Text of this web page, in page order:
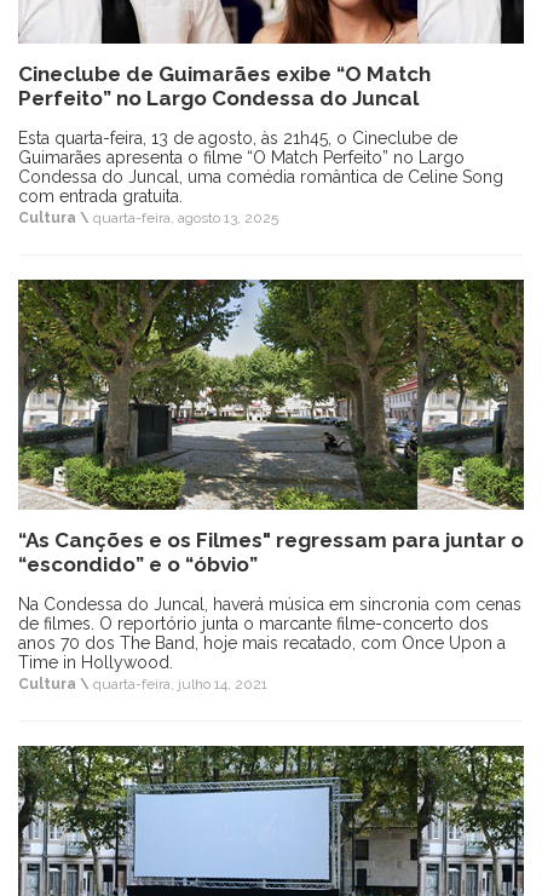
Cineclube de Guimarães exibe “O Match
Perfeito” no Largo Condessa do Juncal
Esta quarta-feira, 13 de agosto, às 21h45, o Cineclube de
Guimarães apresenta o filme “O Match Perfeito” no Largo
Condessa do Juncal, uma comédia romântica de Celine Song
com entrada gratuita.
Cultura \ quarta-feira, agosto 13, 2025
“As Canções e os Filmes" regressam para juntar o
“escondido” e o “óbvio”
Na Condessa do Juncal, haverá música em sincronia com cenas
de filmes. O reportório junta o marcante filme-concerto dos
anos 70 dos The Band, hoje mais recatado, com Once Upon a
Time in Hollywood.
Cultura \ quarta-feira, julho 14, 2021